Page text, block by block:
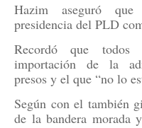
Hazim aseguró
presidencia del PLD
Recordó que todos
importación de la
presos y el que “no lo
Según con el también
de la bandera morada